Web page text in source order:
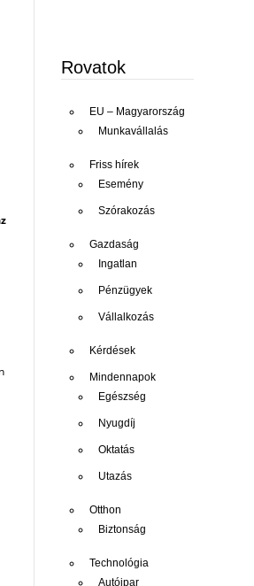
Rovatok
EU – Magyarország
Munkavállalás
Friss hírek
Esemény
Szórakozás
Gazdaság
Ingatlan
Pénzügyek
Vállalkozás
Kérdések
Mindennapok
Egészség
Nyugdíj
Oktatás
Utazás
Otthon
Biztonság
Technológia
Autóipar